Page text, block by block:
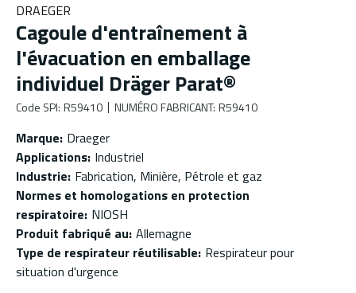
DRAEGER
Cagoule d'entraînement à
l'évacuation en emballage
individuel Dräger Parat®
Code SPI: R59410 NUMÉRO FABRICANT: R59410
Marque: Draeger
Applications: Industriel
Industrie: Fabrication, Minière, Pétrole et gaz
Normes et homologations en protection
respiratoire: NIOSH
Produit fabriqué au: Allemagne
Type de respirateur réutilisable: Respirateur pour
situation d'urgence